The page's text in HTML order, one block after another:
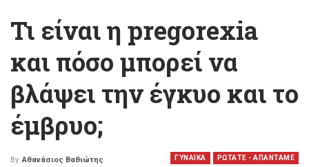
Τι είναι η pregorexia
και πόσο μπορεί να
βλάψει την έγκυο και το
έμβρυο;
ΓΥΝΑΙΚΑ ΡΩΤΑΤΕ - ΑΠΑΝΤΑΜΕ
By Αθανάσιος Βαθιώτης